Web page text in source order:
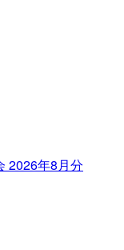
2026年8月分